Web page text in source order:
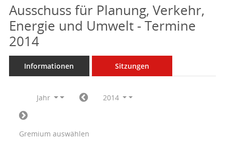
Ausschuss für Planung, Verkehr,
Energie und Umwelt - Termine
2014
Informationen Sitzungen
Jahr 2014
Gremium auswählen